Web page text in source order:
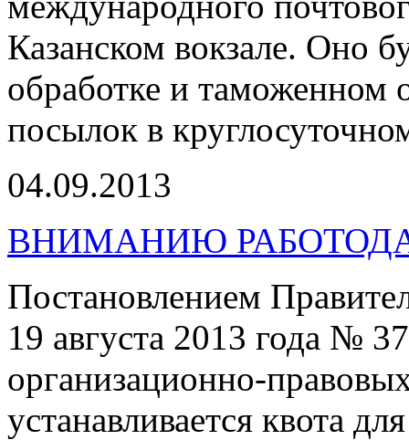
Казанском вокзале. Оно
обработке и
посылок в
04.09.2013
ВНИМАНИЮ
Постановлением
19 августа 2013 года №
организационно-
устанавливается квота